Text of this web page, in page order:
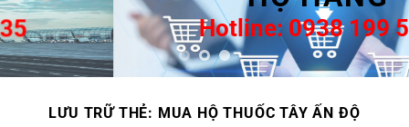
Hotline: 0938 199 535
LƯU TRỮ THẺ: MUA HỘ THUỐC TÂY ẤN ĐỘ